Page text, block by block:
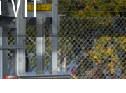
VIT
Skyltar för
Trafikportal